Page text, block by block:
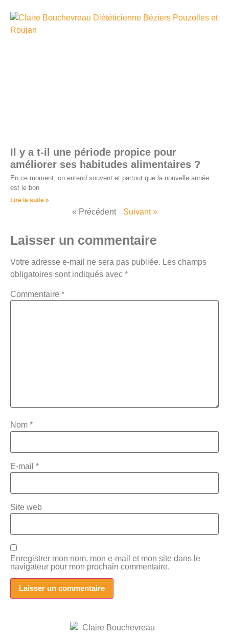
Il y a t-il une période propice pour
améliorer ses habitudes alimentaires ?
En ce moment, on entend souvent et partout que la nouvelle année
est le bon
Lire la suite »
« Précédent Suivant »
Laisser un commentaire
Votre adresse e-mail ne sera pas publiée. Les champs
obligatoires sont indiqués avec *
Commentaire *
Nom *
E-mail *
Site web
Enregistrer mon nom, mon e-mail et mon site dans le
navigateur pour mon prochain commentaire.